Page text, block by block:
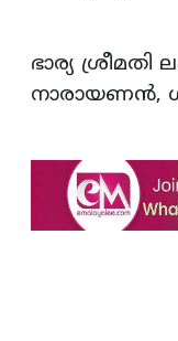
ഭാര്യ
നാരായണൻ,